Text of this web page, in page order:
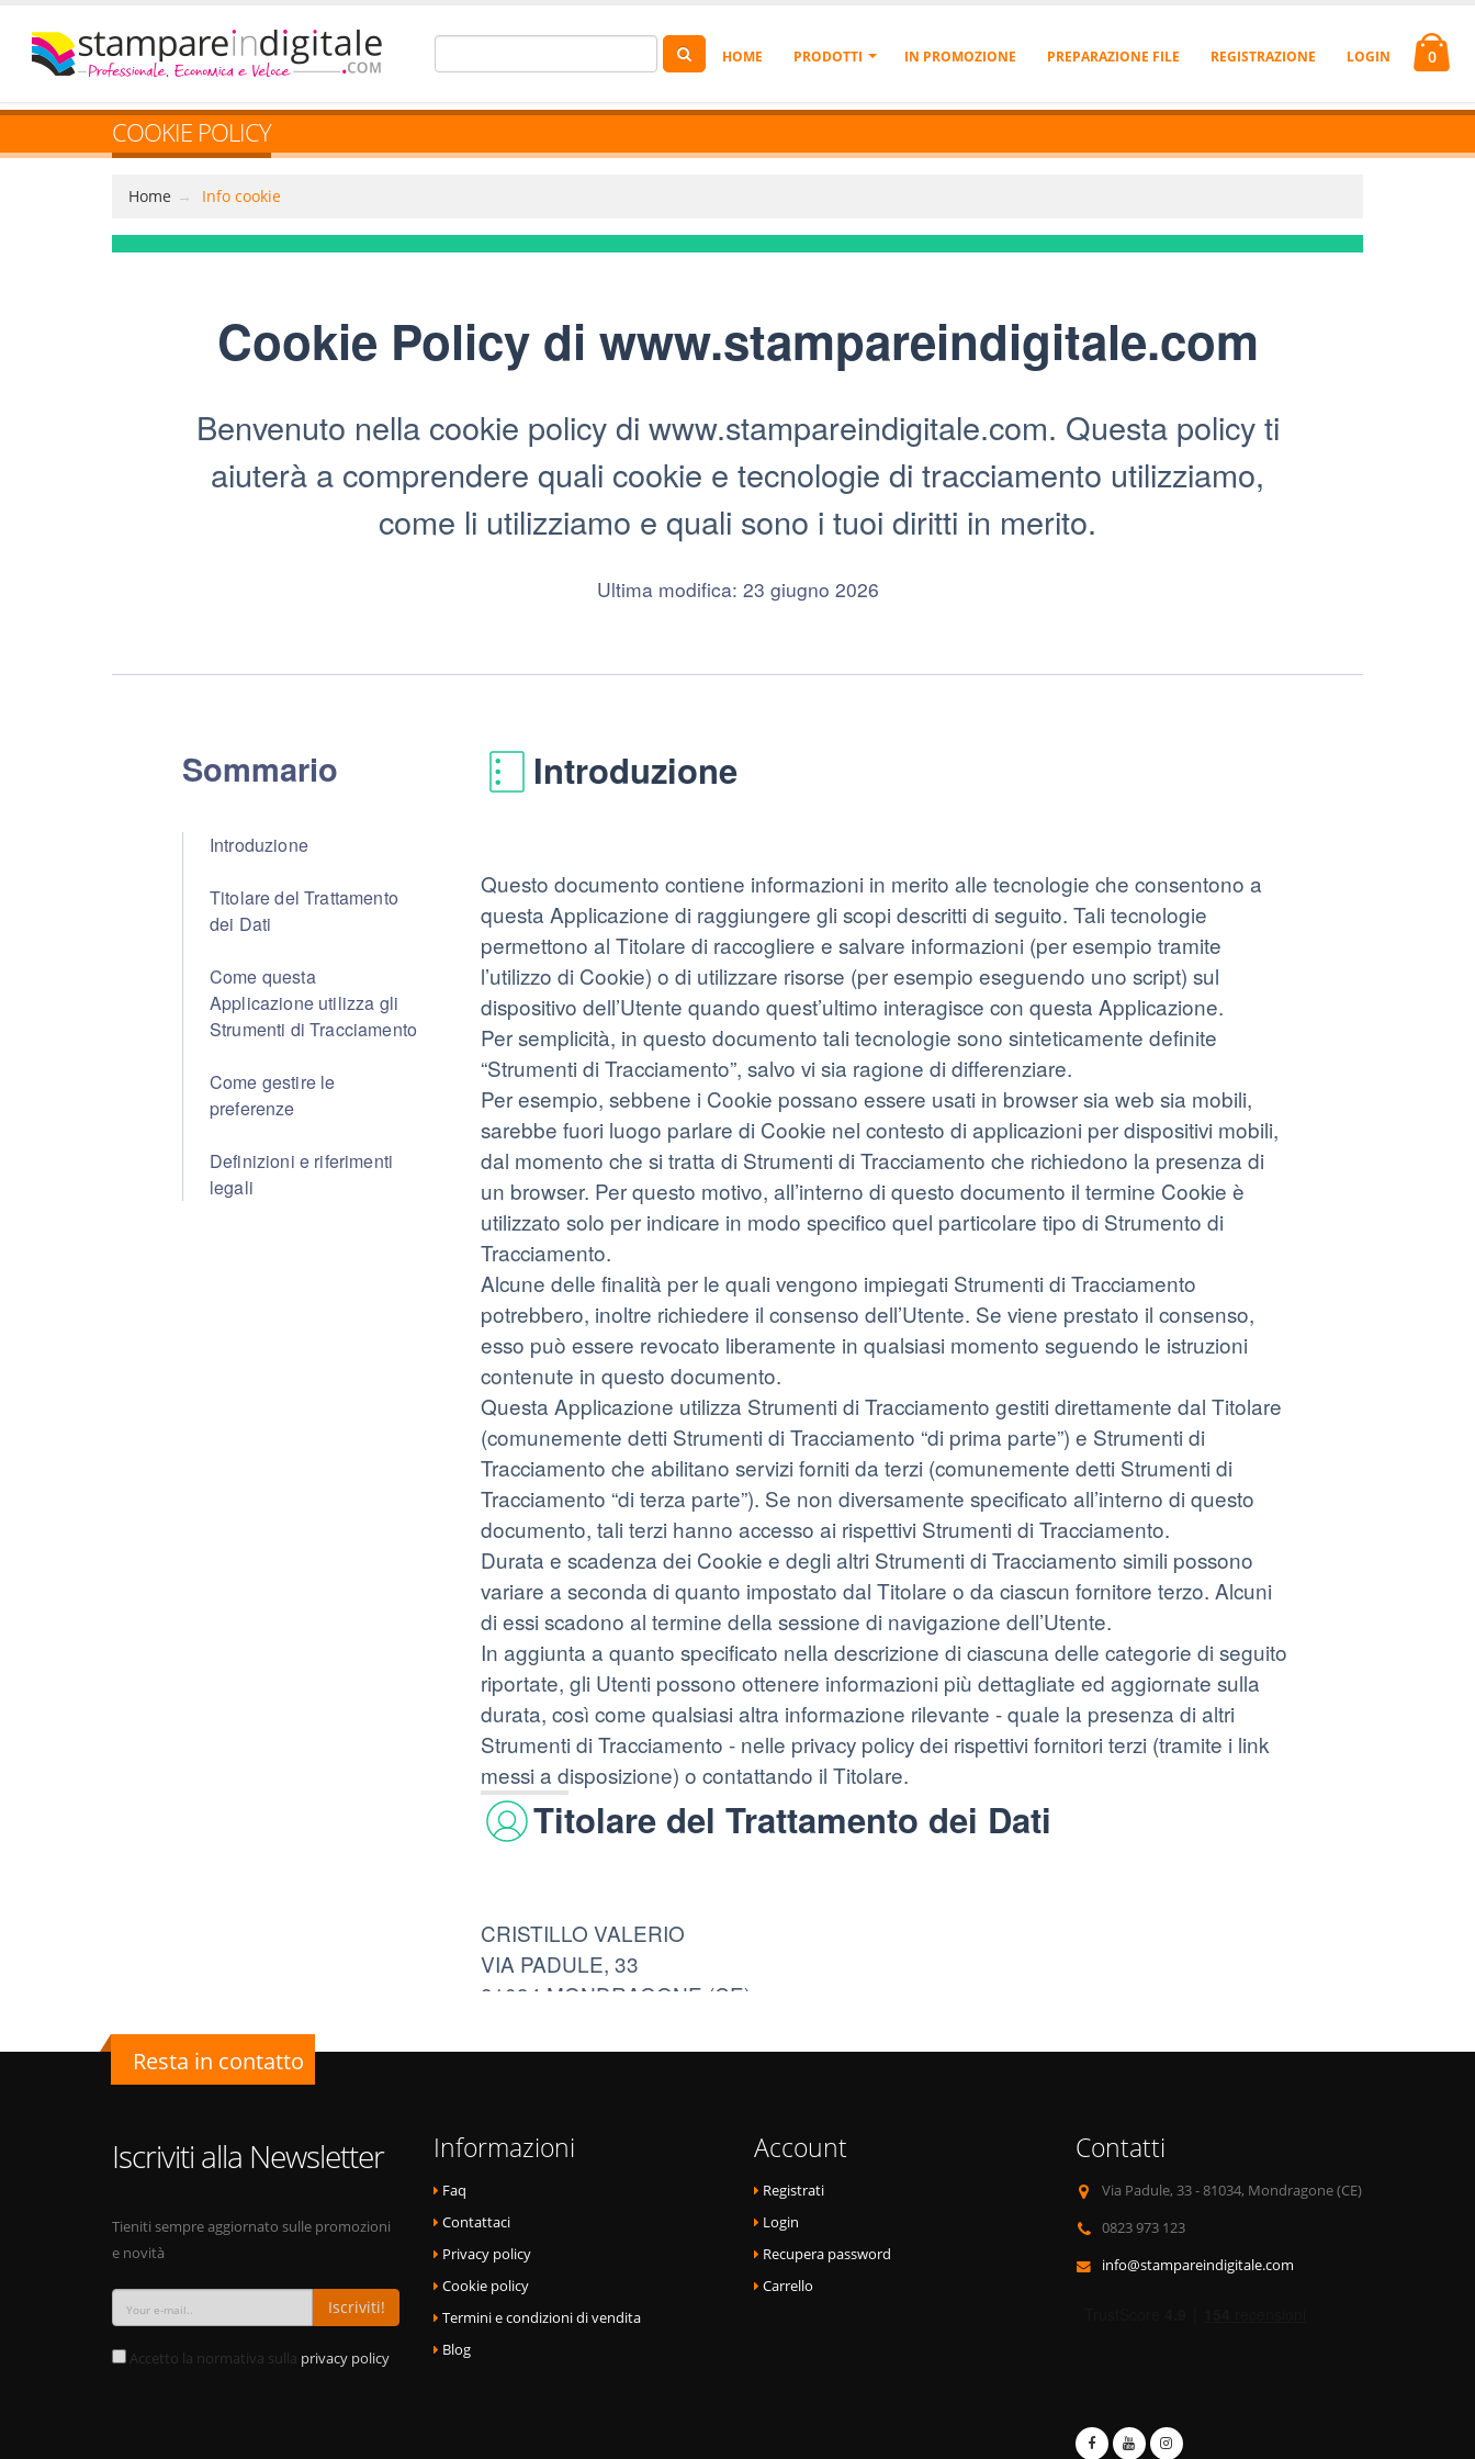
0
HOME PRODOTTI IN PROMOZIONE PREPARAZIONE FILE REGISTRAZIONE LOGIN
COOKIE POLICY
Home Info cookie
Resta in contatto
Iscriviti alla Newsletter
Tieniti sempre aggiornato sulle promozioni
e novità
Iscriviti!
Accetto la normativa sulla privacy policy
Informazioni
Faq
Contattaci
Privacy policy
Cookie policy
Termini e condizioni di vendita
Blog
Account
Registrati
Login
Recupera password
Carrello
Contatti
Via Padule, 33 - 81034, Mondragone (CE)
0823 973 123
info@stampareindigitale.com